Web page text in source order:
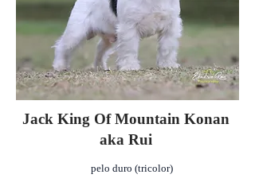
Jack King Of Mountain Konan
aka Rui
pelo duro (tricolor)